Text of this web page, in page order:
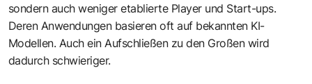
sondern auch weniger etablierte Player und Start-ups.
Deren Anwendungen basieren oft auf bekannten KI-
Modellen. Auch ein Aufschließen zu den Großen wird
dadurch schwieriger.